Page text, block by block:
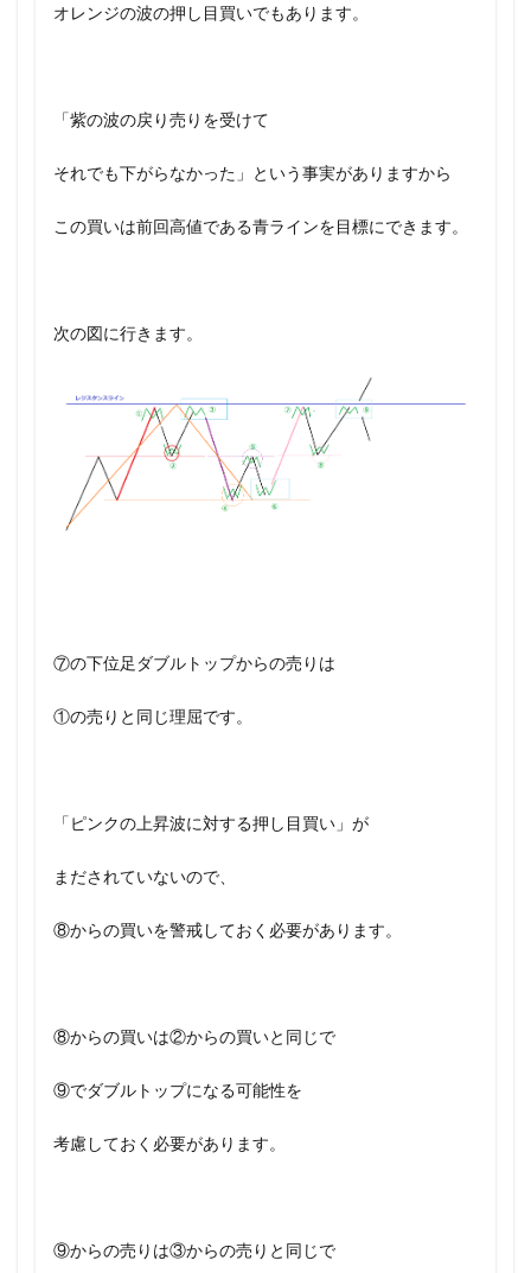
オレンジの波の押し目買いでもあります。
「紫の波の戻り売りを受けて
それでも下がらなかった」という事実がありますから
この買いは前回高値である青ラインを目標にできます。
次の図に行きます。
⑦の下位足ダブルトップからの売りは
①の売りと同じ理屈です。
「ピンクの上昇波に対する押し目買い」が
まだされていないので、
⑧からの買いを警戒しておく必要があります。
⑧からの買いは②からの買いと同じで
⑨でダブルトップになる可能性を
考慮しておく必要があります。
⑨からの売りは③からの売りと同じで